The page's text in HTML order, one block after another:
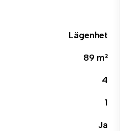
Lägenhet
89 m²
4
1
Ja